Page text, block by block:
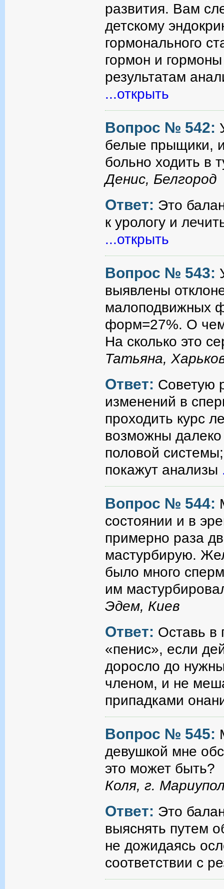
развития. Вам
детскому
гормонального
гормон и
результатам
...открыть
Вопрос № 542:
белые прыщики,
больно ходить в
Денис, Белгород
Ответ: Это
к урологу и
...открыть
Вопрос № 543:
выявлены
малоподвижных
форм=27%. О чем
На сколько это
Татьяна,
Ответ: Советую
изменений в
проходить курс
возможны
половой
покажут анализы
Вопрос № 544:
состоянии и в
примерно раза
мастурбирую.
было много
им
Эдем, Киев
Ответ: Оставь в
«пенис», если
доросло до
членом, и не
припадками
Вопрос № 545:
девушкой мне
это может быть?
Коля, г.
Ответ: Это
выяснять путем
не дожидаясь
соответствии с